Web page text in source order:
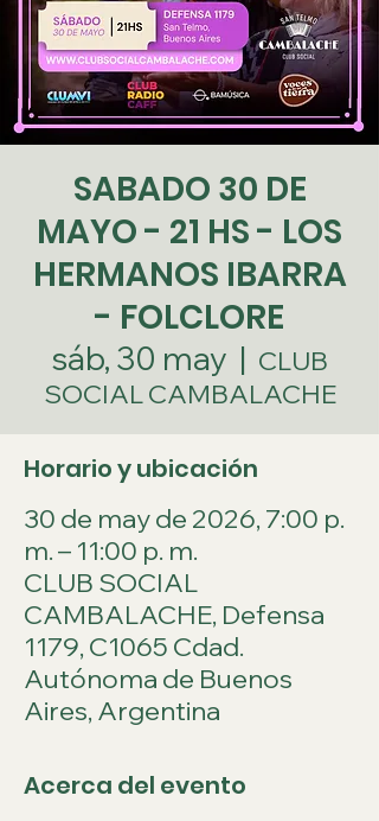
SABADO 30 DE
MAYO - 21 HS - LOS
HERMANOS IBARRA
- FOLCLORE
sáb, 30 may
  |
CLUB
SOCIAL CAMBALACHE
Horario y ubicación
30 de may de 2026, 7:00 p.
m. – 11:00 p. m.
CLUB SOCIAL
CAMBALACHE, Defensa
1179, C1065 Cdad.
Autónoma de Buenos
Aires, Argentina
Acerca del evento